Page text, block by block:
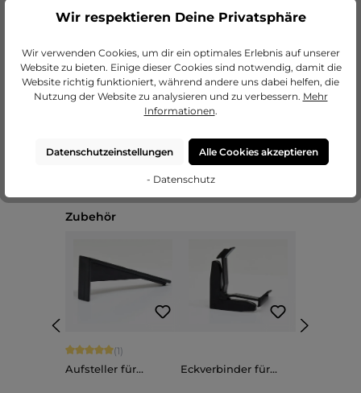
Produktgalerie überspringen
Zubehör
Durchschnittliche Bewertung von 5 von 5 Sternen
(1)
Aufsteller für
Eckverbinder für
Wir respektieren Deine Privatsphäre
Wir verwenden Cookies, um dir ein optimales Erlebnis auf unserer
Website zu bieten. Einige dieser Cookies sind notwendig, damit die
Website richtig funktioniert, während andere uns dabei helfen, die
Nutzung der Website zu analysieren und zu verbessern. Mehr
Informationen.
Datenschutzeinstellungen Alle Cookies akzeptieren
- Datenschutz